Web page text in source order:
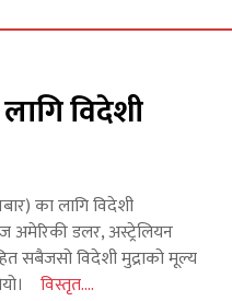
विदेशी
का लागि विदेशी
अमेरिकी डलर, अस्ट्रेलियन
सबैजसो विदेशी मुद्राको मूल्य
विस्तृत....